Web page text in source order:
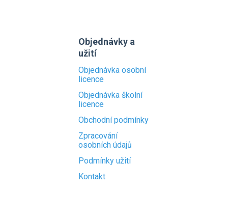
Objednávky a
užití
Objednávka osobní
licence
Objednávka školní
licence
Obchodní podmínky
Zpracování
osobních údajů
Podmínky užití
Kontakt